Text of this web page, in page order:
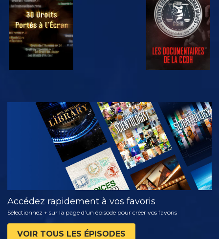
REGARDER REGARDER
REGARDER
DÉCOUVRIR
LES SÉRIES
Accédez rapidement à vos favoris
Sélectionnez + sur la page d’un épisode pour créer vos favoris
VOIR TOUS LES ÉPISODES